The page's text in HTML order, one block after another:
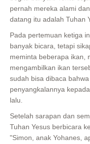
pernah mereka alami
datang itu adalah Tuhan
Pada pertemuan ketiga
banyak bicara, tetapi
meminta beberapa ikan,
mengambilkan ikan
sudah bisa dibaca
penyangkalannya
lalu.
Setelah sarapan dan
Tuhan Yesus berbicara
"Simon, anak Yohanes,